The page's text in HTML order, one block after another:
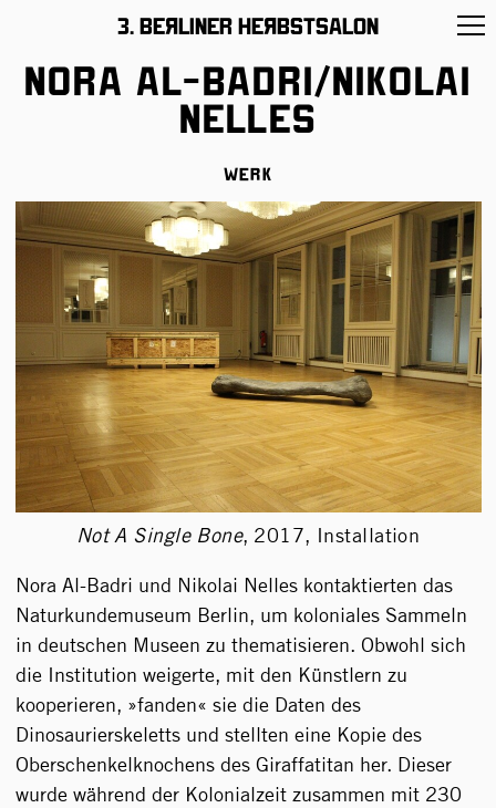
3. BeЯliner HeЯbstsalon
Nora Al-Badri/Nikolai
Nelles
Werk
Not A Single Bone, 2017, Installation
Nora Al-Badri und Nikolai Nelles kontaktierten das
Naturkundemuseum Berlin, um koloniales Sammeln
in deutschen Museen zu thematisieren. Obwohl sich
die Institution weigerte, mit den Künstlern zu
kooperieren, »fanden« sie die Daten des
Dinosaurierskeletts und stellten eine Kopie des
Oberschenkelknochens des Giraffatitan her. Dieser
wurde während der Kolonialzeit zusammen mit 230